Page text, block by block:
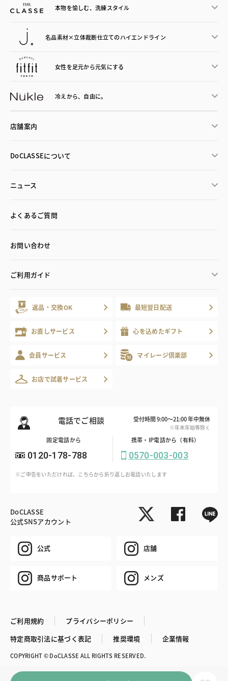
本物を愉しむ、洗練スタイル
名品素材×立体裁断仕立てのハイエンドライン
女性を足元から元気にする
冷えから、 自由に。
店舗案内
DoCLASSEについて
ニュース
よくあるご質問
お問い合わせ
ご利用ガイド
返品・交換OK 最短翌日配送
お直しサービス 心を込めたギフト
会員サービス マイレージ倶楽部
お店で試着サービス
電話でご相談 受付時間 9:00～21:00 年中無休
※年末年始等除く
固定電話から
0120-178-788
携帯・IP電話から（有料）
0570-003-003
※ご申告をいただければ、こちらから折り返しお電話いたします
DoCLASSE
公式SNSアカウント
公式 店舗
商品サポート メンズ
ご利用規約
プライバシーポリシー
特定商取引法に基づく表記
推奨環境 企業情報
COPYRIGHT © DoCLASSE ALL RIGHTS RESERVED.